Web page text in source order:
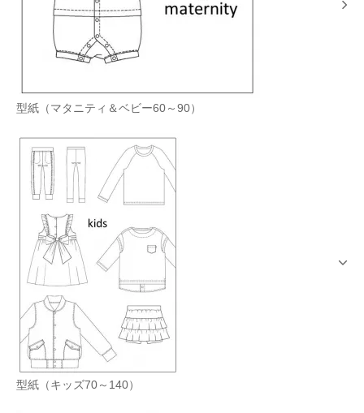
型紙（マタニティ＆ベビー60～90）
型紙（キッズ70～140）